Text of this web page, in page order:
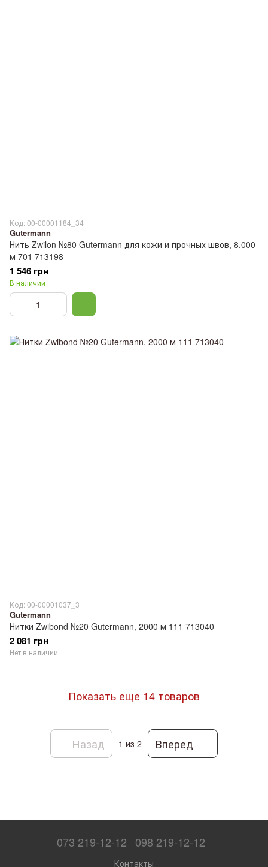
Код: 00-00001184_34
Gutermann
Нить Zwilon №80 Gutermann для кожи и прочных швов, 8.000
м 701 713198
1 546 грн
В наличии
Код: 00-00001037_3
Gutermann
Нитки Zwibond №20 Gutermann, 2000 м 111 713040
2 081 грн
Нет в наличии
Показать еще 14 товаров
Назад 1 из 2 Вперед
073 219-12-12 098 219-12-12
Контакты